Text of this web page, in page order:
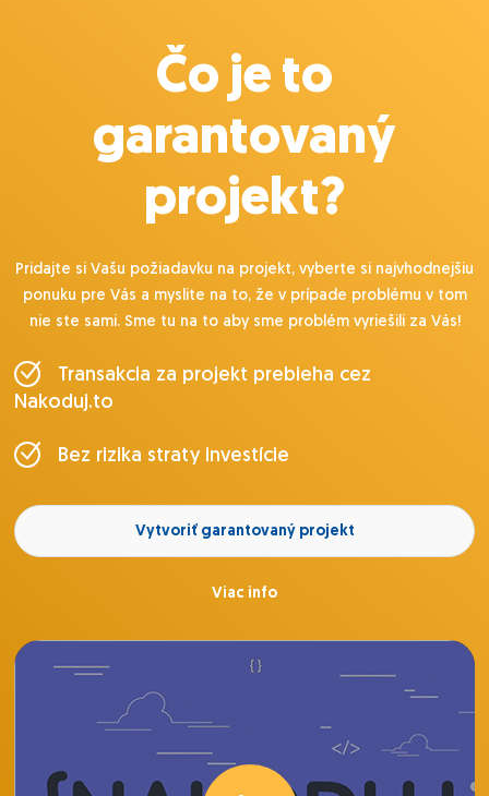
Čo je to
garantovaný
projekt?
Pridajte si Vašu požiadavku na projekt, vyberte si najvhodnejšiu
ponuku pre Vás a myslite na to, že v prípade problému v tom
nie ste sami. Sme tu na to aby sme problém vyriešili za Vás!
Transakcia za projekt prebieha cez
Nakoduj.to
Bez rizika straty investície
Vytvoriť garantovaný projekt
Viac info